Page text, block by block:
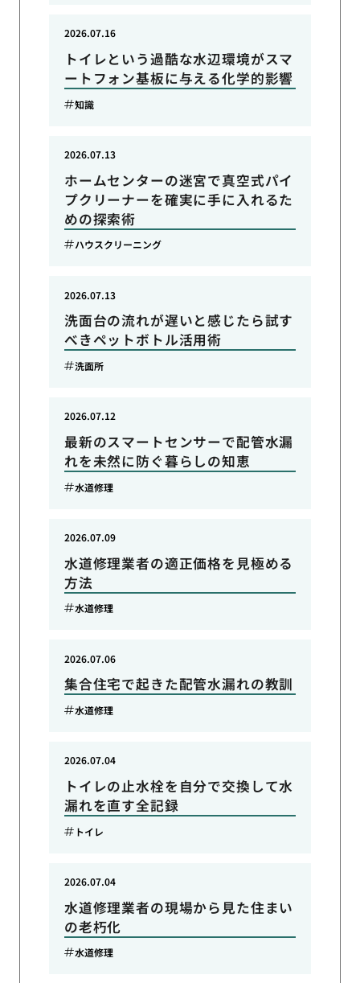
トイレという過酷な水辺環境がスマ
ートフォン基板に与える化学的影響
2026.07.16
知識
ホームセンターの迷宮で真空式パイ
プクリーナーを確実に手に入れるた
めの探索術
2026.07.13
ハウスクリーニング
洗面台の流れが遅いと感じたら試す
べきペットボトル活用術
2026.07.13
洗面所
最新のスマートセンサーで配管水漏
れを未然に防ぐ暮らしの知恵
2026.07.12
水道修理
水道修理業者の適正価格を見極める
方法
2026.07.09
水道修理
集合住宅で起きた配管水漏れの教訓
2026.07.06
水道修理
トイレの止水栓を自分で交換して水
漏れを直す全記録
2026.07.04
トイレ
水道修理業者の現場から見た住まい
の老朽化
2026.07.04
水道修理